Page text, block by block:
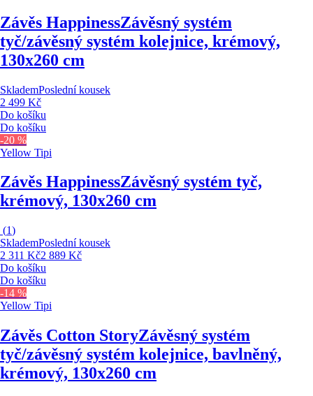
Závěs HappinessZávěsný systém
tyč/závěsný systém kolejnice, krémový,
130x260 cm
SklademPoslední kousek
2 499 Kč
Do košíku
Do košíku
-20 %
Yellow Tipi
Závěs HappinessZávěsný systém tyč,
krémový, 130x260 cm
(1)
SklademPoslední kousek
2 311 Kč2 889 Kč
Do košíku
Do košíku
-14 %
Yellow Tipi
Závěs Cotton StoryZávěsný systém
tyč/závěsný systém kolejnice, bavlněný,
krémový, 130x260 cm